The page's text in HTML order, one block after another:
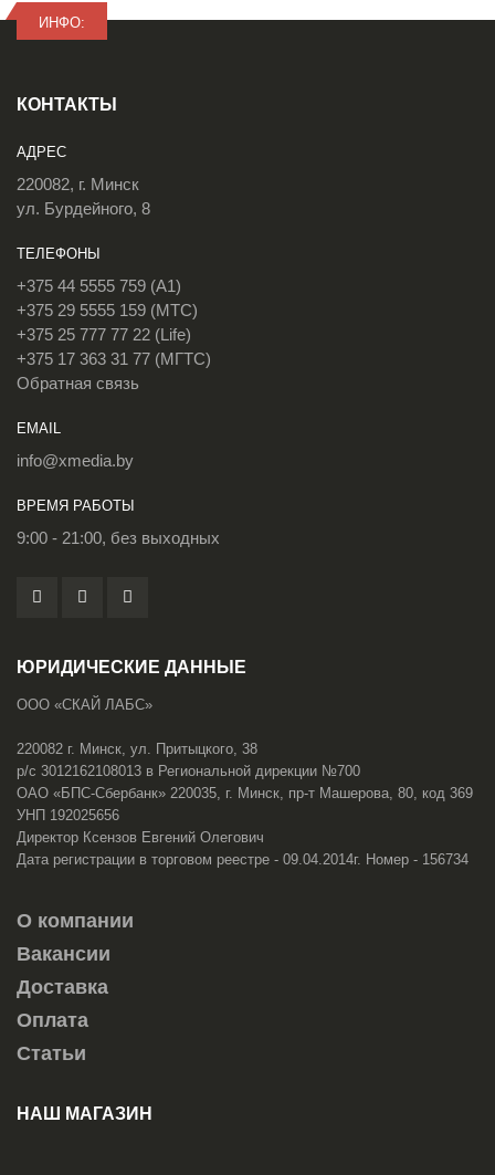
ИНФО:
КОНТАКТЫ
АДРЕС
220082, г. Минск
ул. Бурдейного, 8
ТЕЛЕФОНЫ
+375 44 5555 759 (A1)
+375 29 5555 159 (МТС)
+375 25 777 77 22 (Life)
+375 17 363 31 77 (МГТС)
Обратная связь
EMAIL
info@xmedia.by
ВРЕМЯ РАБОТЫ
9:00 - 21:00, без выходных
ЮРИДИЧЕСКИЕ ДАННЫЕ
ООО «СКАЙ ЛАБС»
220082 г. Минск, ул. Притыцкого, 38
р/с 3012162108013 в Региональной дирекции №700
ОАО «БПС-Сбербанк» 220035, г. Минск, пр-т Машерова, 80, код 369
УНП 192025656
Директор Ксензов Евгений Олегович
Дата регистрации в торговом реестре - 09.04.2014г. Номер - 156734
О компании
Вакансии
Доставка
Оплата
Статьи
НАШ МАГАЗИН